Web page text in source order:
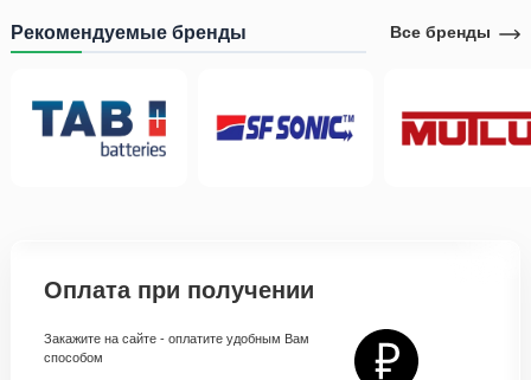
Рекомендуемые бренды Все бренды
Оплата при получении
Закажите на сайте - оплатите удобным Вам
способом